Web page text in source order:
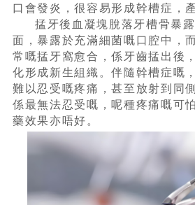
口會發炎，很容易形成幹槽症，
掹牙後血凝塊脫落牙槽骨暴
面，暴露於充滿細菌嘅口腔中，
常嘅掹牙窩愈合，係牙齒掹出後
化形成新生組織。伴隨幹槽症嘅
難以忍受嘅疼痛，甚至放射到同
係最無法忍受嘅，呢種疼痛嘅可
藥效果亦唔好。